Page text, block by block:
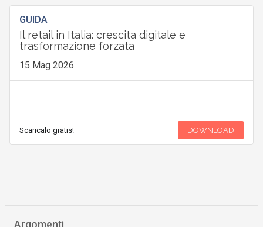
GUIDA
Il retail in Italia: crescita digitale e
trasformazione forzata
15 Mag 2026
Scaricalo gratis! DOWNLOAD